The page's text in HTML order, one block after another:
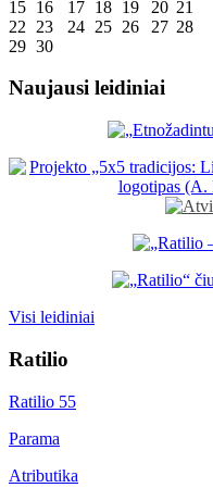
15 16 17 18 19 20 21
22
23 24 25 26 27 28
29 30
Naujausi leidiniai
Visi leidiniai
Ratilio
Ratilio 55
Parama
Atributika